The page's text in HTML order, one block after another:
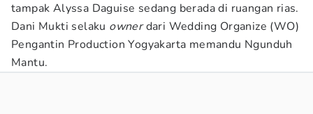
tampak Alyssa Daguise sedang berada di ruangan rias.
Dani Mukti selaku ownerdari Wedding Organize (WO)
Pengantin Production Yogyakarta memandu Ngunduh
Mantu.